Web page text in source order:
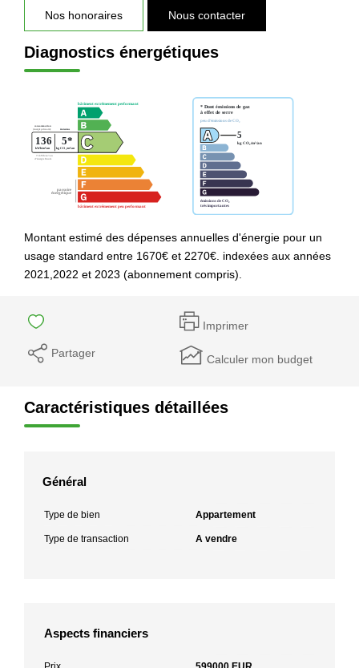
Nos honoraires Nous contacter
Diagnostics énergétiques
Montant estimé des dépenses annuelles d'énergie pour un
usage standard entre 1670€ et 2270€. indexées aux années
2021,2022 et 2023 (abonnement compris).
Imprimer
Partager Calculer mon budget
Caractéristiques détaillées
Général
Type de bien Appartement
Type de transaction A vendre
Aspects financiers